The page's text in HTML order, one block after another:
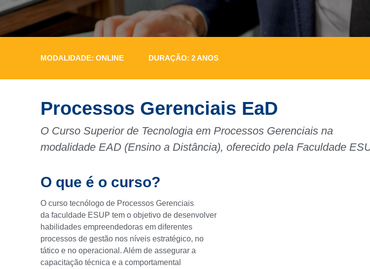
MODALIDADE: ONLINE DURAÇÃO: 2 ANOS
Processos Gerenciais EaD
O Curso Superior de Tecnologia em Processos Gerenciais na
modalidade EAD (Ensino a Distância), oferecido pela Faculdade
O que é o curso?
O curso tecnólogo de Processos Gerenciais
da faculdade ESUP tem o objetivo de desenvolver
habilidades empreendedoras em diferentes
processos de gestão nos níveis estratégico, no
tático e no operacional. Além de assegurar a
capacitação técnica e a comportamental